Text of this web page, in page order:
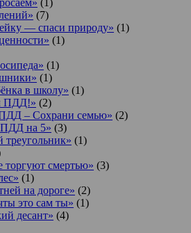
(7)
— спаси природу» (1)
(1)
(1)
(1)
в школу» (1)
ПДД!» (2)
– Сохрани семью» (2)
на 5» (3)
треугольник» (1)
торгуют смертью» (3)
(1)
на дороге» (2)
это сам ты» (1)
десант» (4)